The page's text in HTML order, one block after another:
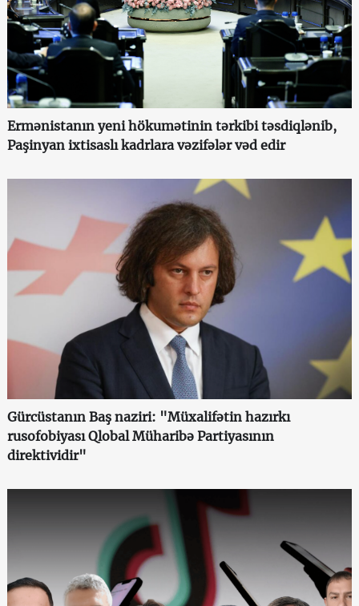
Ermənistanın yeni hökumətinin tərkibi təsdiqlənib,
Paşinyan ixtisaslı kadrlara vəzifələr vəd edir
Gürcüstanın Baş naziri: "Müxalifətin hazırkı
rusofobiyası Qlobal Müharibə Partiyasının
direktividir"